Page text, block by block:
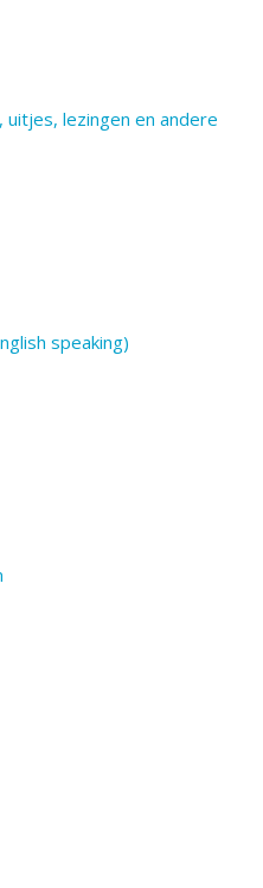
uitjes, lezingen en andere
speaking)